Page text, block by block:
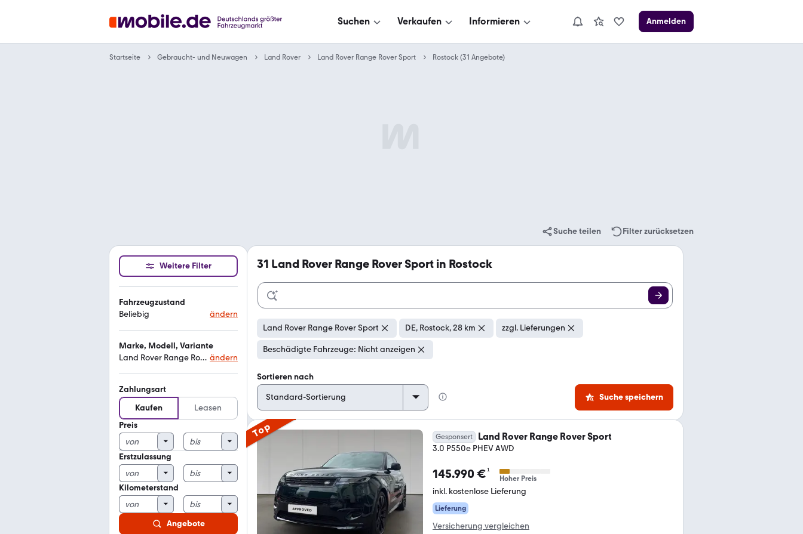
Suchen Verkaufen Informieren Anmelden
Startseite Gebraucht- und Neuwagen Land Rover Land Rover Range Rover Sport Rostock (31 Angebote)
Suche teilen Filter zurücksetzen
Weitere Filter
Fahrzeugzustand
Beliebig
ändern
Marke, Modell, Variante
Land Rover Range Rover Sport ändern
Zahlungsart
Kaufen
Leasen
Preis
Erstzulassung
Kilometerstand
Angebote
31 Land Rover Range Rover Sport in Rostock
Land Rover Range Rover Sport DE, Rostock, 28 km zzgl. Lieferungen
Beschädigte Fahrzeuge: Nicht anzeigen
Sortieren nach
Suche speichern
Top Gesponsert Land Rover Range Rover Sport
3.0 P550e PHEV AWD
145.990 €¹
Hoher Preis
inkl. kostenlose Lieferung
Lieferung
Versicherung vergleichen